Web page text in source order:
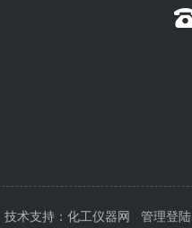
技术支持： 化工仪器网 管理登陆